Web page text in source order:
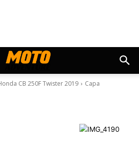
CB 250F Twister 2019 Capa